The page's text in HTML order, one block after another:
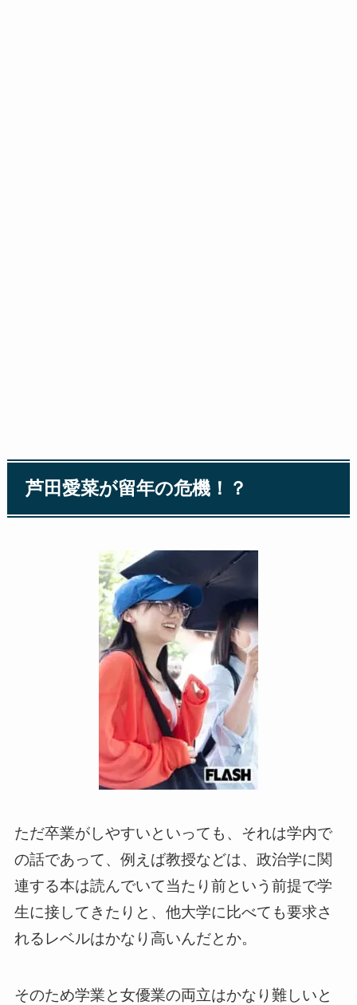
芦田愛菜が留年の危機！？
ただ卒業がしやすいといっても、 それは学内で
の話であって、例えば教授などは、政治学に関
連する本は読んでいて当たり前という前提で学
生に接してきたりと、他大学に比べても要求さ
れるレベルはかなり高いんだとか。
そのため学業と女優業の両立はかなり難しいと